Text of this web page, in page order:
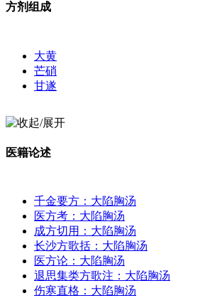
方剂组成
大黄
芒硝
甘遂
医籍论述
千金要方：大陷胸汤
医方考：大陷胸汤
成方切用：大陷胸汤
长沙方歌括：大陷胸汤
医方论：大陷胸汤
退思集类方歌注：大陷胸汤
伤寒直格：大陷胸汤